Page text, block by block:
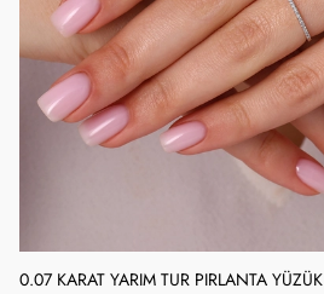
0.07 KARAT YARIM TUR PIRLANTA YÜZÜK